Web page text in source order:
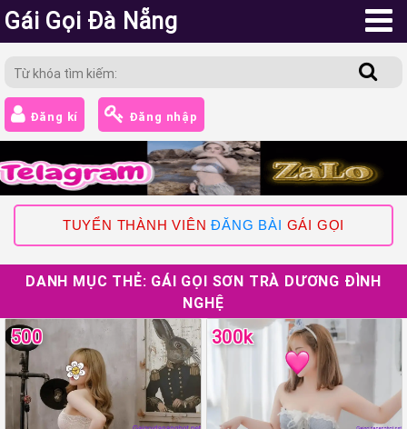
Gái Gọi Đà Nẵng
Đăng kí Đăng nhập
TUYỂN THÀNH VIÊNĐĂNG BÀI GÁI GỌI
DANH MỤC THẺ: GÁI GỌI SƠN TRÀ DƯƠNG ĐÌNH
NGHỆ
500 300k